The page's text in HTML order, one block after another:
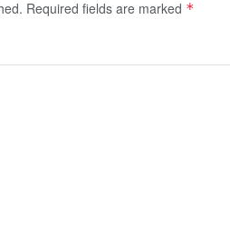
Required fields are marked *